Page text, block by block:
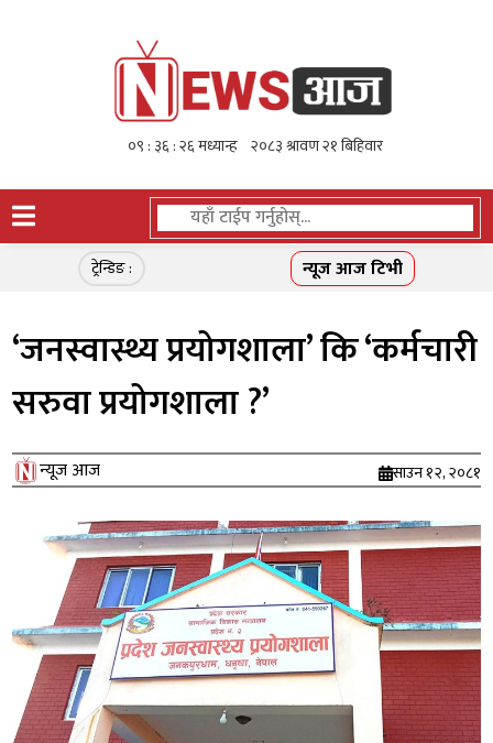
ट्रेन्डिङ : न्यूज आज टिभी
‘जनस्वास्थ्य प्रयोगशाला’ कि ‘कर्मचारी
सरुवा प्रयोगशाला ?’
न्यूज आज साउन १२, २०८१